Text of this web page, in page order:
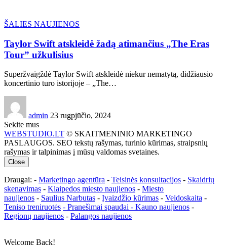
ŠALIES NAUJIENOS
Taylor Swift atskleidė žadą atimančius „The Eras
Tour” užkulisius
Superžvaigždė Taylor Swift atskleidė niekur nematytą, didžiausio
koncertinio turo istorijoje – „The…
admin 23 rugpjūčio, 2024
Sekite mus
WEBSTUDIO.LT © SKAITMENINIO MARKETINGO
PASLAUGOS. SEO tekstų rašymas, turinio kūrimas, straipsnių
rašymas ir talpinimas į mūsų valdomas svetaines.
Close
Draugai: - Marketingo agentūra - Teisinės konsultacijos - Skaidrių
skenavimas - Klaipedos miesto naujienos - Miesto
naujienos - Saulius Narbutas - Įvaizdžio kūrimas - Veidoskaita -
Teniso treniruotės - Pranešimai spaudai - Kauno naujienos -
Regionų naujienos - Palangos naujienos
Welcome Back!